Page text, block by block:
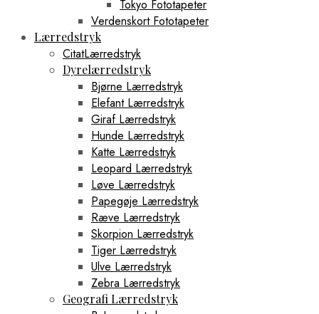
Tokyo Fototapeter
Verdenskort Fototapeter
Lærredstryk
CitatLærredstryk
Dyrelærredstryk
Bjørne Lærredstryk
Elefant Lærredstryk
Giraf Lærredstryk
Hunde Lærredstryk
Katte Lærredstryk
Leopard Lærredstryk
Løve Lærredstryk
Papegøje Lærredstryk
Ræve Lærredstryk
Skorpion Lærredstryk
Tiger Lærredstryk
Ulve Lærredstryk
Zebra Lærredstryk
Geografi Lærredstryk